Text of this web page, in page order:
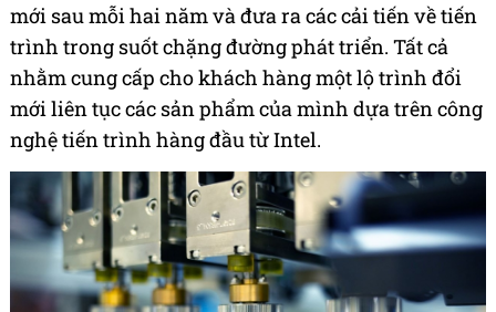
mới sau mỗi hai năm và đưa ra các cải tiến về tiến
trình trong suốt chặng đường phát triển. Tất cả
nhằm cung cấp cho khách hàng một lộ trình đổi
mới liên tục các sản phẩm của mình dựa trên công
nghệ tiến trình hàng đầu từ Intel.